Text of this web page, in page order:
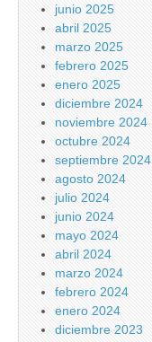
junio 2025
abril 2025
marzo 2025
febrero 2025
enero 2025
diciembre 2024
noviembre 2024
octubre 2024
septiembre 2024
agosto 2024
julio 2024
junio 2024
mayo 2024
abril 2024
marzo 2024
febrero 2024
enero 2024
diciembre 2023